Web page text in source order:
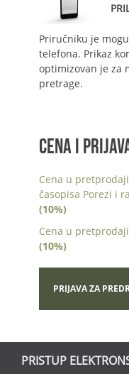
Priručniku je
telefona. Prikaz
optimizovan je za
pretrage.
CENA I
Cena u
časopisa Porezi i
(10%)
Cena u
(10%)
PRIJAVA ZA
PRISTUP